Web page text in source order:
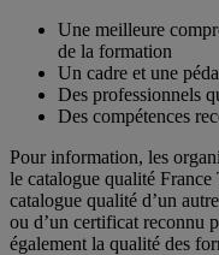
Une meilleure
de la formation
Un cadre et une
Des professionnels
Des compétences
Pour information, les
le catalogue qualité
catalogue qualité d’un
ou d’un certificat reconnu
également la qualité des